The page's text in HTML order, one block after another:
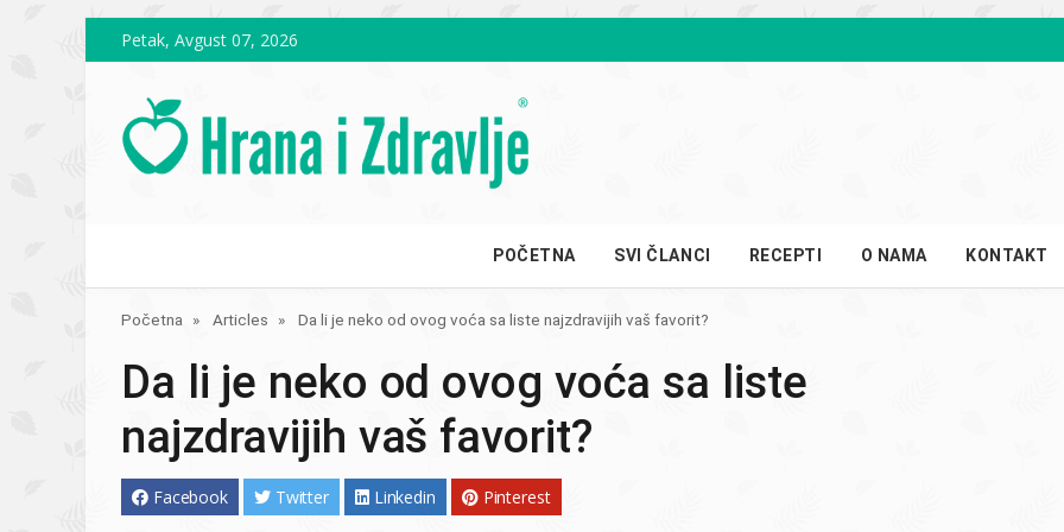
Skip to main contentPetak, Avgust 07, 2026
POČETNA SVI ČLANCI RECEPTI O NAMA KONTAKT
Početna Articles Da li je neko od ovog voća sa liste najzdravijih vaš favorit?
Da li je neko od ovog voća sa liste
najzdravijih vaš favorit?
Facebook Twitter Linkedin Pinterest